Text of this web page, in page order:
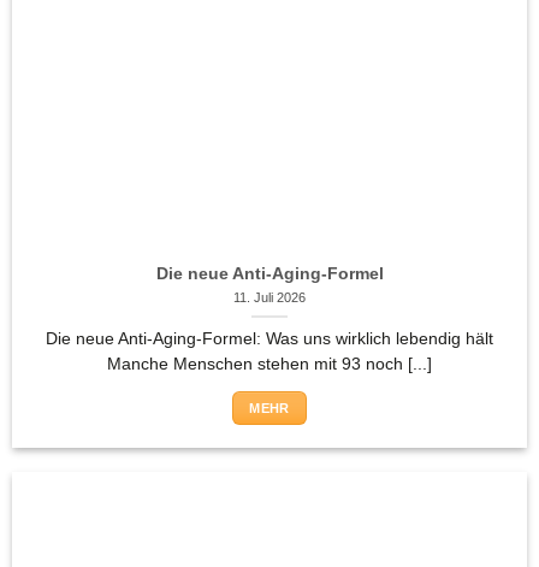
Die neue Anti-Aging-Formel
11. Juli 2026
Die neue Anti-Aging-Formel: Was uns wirklich lebendig hält
Manche Menschen stehen mit 93 noch [...]
MEHR